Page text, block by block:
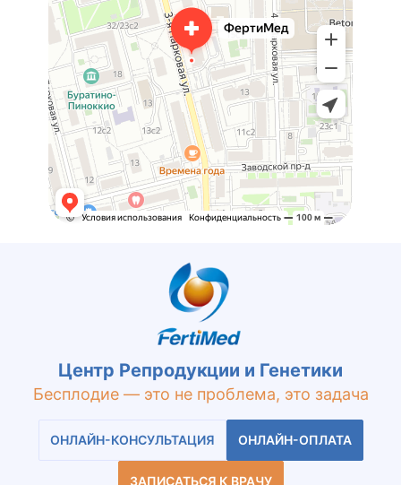
Центр Репродукции и Генетики
Бесплодие — это не проблема, это задача
ОНЛАЙН-КОНСУЛЬТАЦИЯ ОНЛАЙН-ОПЛАТА
ЗАПИСАТЬСЯ К ВРАЧУ